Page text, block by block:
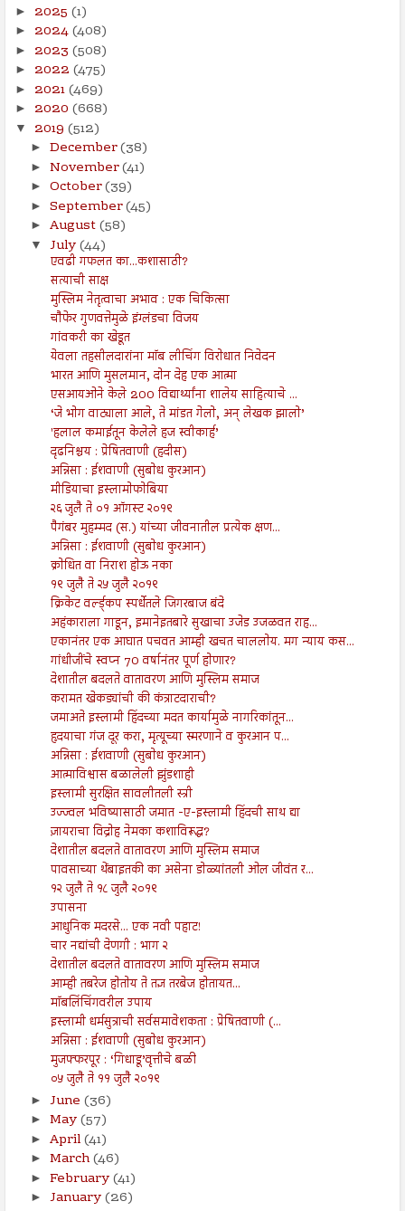
► 2025 (1)
► 2024(408)
► 2023 (508)
► 2022 (475)
► 2021(469)
► 2020 (668)
▼ 2019 (512)
► December(38)
► November(41)
► October(39)
► September(45)
► August(58)
▼ July(44)
एवढी गफलत का...कशासाठी?
सत्याची साक्ष
मुस्लिम नेतृत्वाचा अभाव : एक चिकित्सा
चौफेर गुणवत्तेमुळे इंग्लंडचा विजय
गांवकरी का खेडूत
येवला तहसीलदारांना मॉब लीचिंग विरोधात निवेदन
भारत आणि मुसलमान, दोन देह एक आत्मा
एसआयओने केले 200 विद्यार्थ्यांना शालेय साहित्याचे ...
‘जे भोग वाट्याला आले, ते मांडत गेलो, अन् लेखक झालो’
'हलाल कमाईतून केलेले हज स्वीकार्ह’
दृढनिश्चय : प्रेषितवाणी (हदीस)
अन्निसा : ईशवाणी (सुबोध कुरआन)
मीडियाचा इस्लामोफोबिया
२६ जुलै ते ०१ ऑगस्ट २०१९
पैगंबर मुहम्मद (स.) यांच्या जीवनातील प्रत्येक क्षण...
अन्निसा : ईशवाणी (सुबोध कुरआन)
क्रोधित वा निराश होऊ नका
१९ जुलै ते २५ जुलै २०१९
क्रिकेट वर्ल्ड्कप स्पर्धेतले जिगरबाज बंदे
अहंकाराला गाडून, इमानेइतबारे सुखाचा उजेड उजळवत राह...
एकानंतर एक आघात पचवत आम्ही खचत चाललोय. मग न्याय कस...
गांधीजींचे स्वप्न 70 वर्षानंतर पूर्ण होणार?
देशातील बदलते वातावरण आणि मुस्लिम समाज
करामत खेकड्यांची की कंत्राटदाराची?
जमाअते इस्लामी हिंदच्या मदत कार्यामुळे नागरिकांतून...
हृदयाचा गंज दूर करा, मृत्यूच्या स्मरणाने व कुरआन प...
अन्निसा : ईशवाणी (सुबोध कुरआन)
आत्माविश्वास बळालेली झुंडशाही
इस्लामी सुरक्षित सावलीतली स्त्री
उज्ज्वल भविष्यासाठी जमात -ए-इस्लामी हिंदची साथ द्या
ज़ायराचा विद्रोह नेमका कशाविरूद्ध?
देशातील बदलते वातावरण आणि मुस्लिम समाज
पावसाच्या थेंबाइतकी का असेना डोळ्यांतली ओल जीवंत र...
१२ जुलै ते १८ जुलै २०१९
उपासना
आधुनिक मदरसे... एक नवी पहाट!
चार नद्यांची देणगी : भाग २
देशातील बदलते वातावरण आणि मुस्लिम समाज
आम्ही तबरेज होतोय ते तज्ञ तरबेज होतायत...
मॉबलिंचिंगवरील उपाय
इस्लामी धर्मसुत्राची सर्वसमावेशकता : प्रेषितवाणी (...
अन्निसा : ईशवाणी (सुबोध कुरआन)
मुजफ्फरपूर : ‘गिधाडू’वृत्तीचे बळी
०५ जुलै ते ११ जुलै २०१९
► June (36)
► May(57)
► April(41)
► March(46)
► February(41)
► January(26)